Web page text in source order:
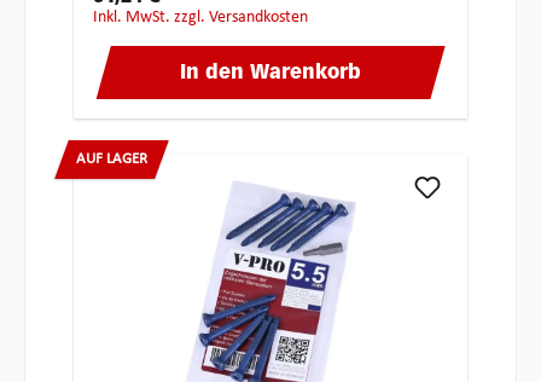
inkl. MwSt. zzgl. Versandkosten
In den Warenkorb
AUF LAGER